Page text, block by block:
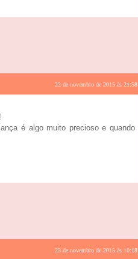
22 de novembro de 2015 às 21:58
é algo muito precioso e quando
23 de novembro de 2015 às 10:18